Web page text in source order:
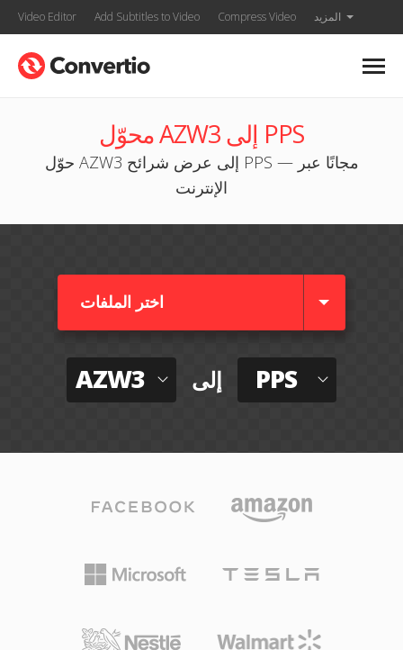
Video Editor Add Subtitles to Video Compress Video المزيد
محوّل AZW3 إلى PPS
حوّل AZW3 إلى عرض شرائح PPS — مجانًا عبر
الإنترنت
اختر الملفات
AZW3 إلى PPS